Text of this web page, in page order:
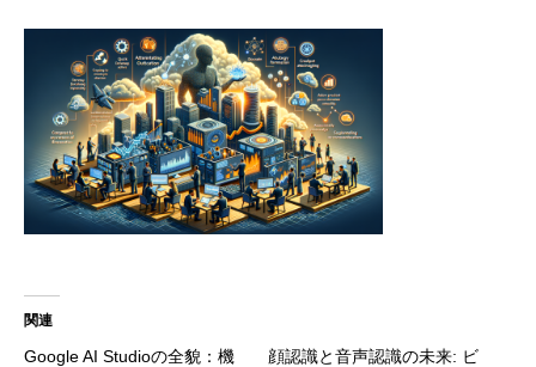
関連
Google AI Studioの全貌：機
顔認識と音声認識の未来: ビ